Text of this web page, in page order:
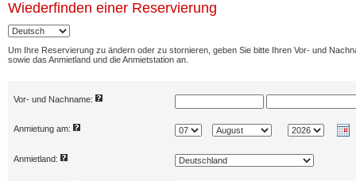
Wiederfinden einer Reservierung
Um Ihre Reservierung zu ändern oder zu stornieren, geben Sie bitte Ihren Vor- und
sowie das Anmietland und die Anmietstation an.
Vor- und Nachname:
Anmietung am:
Anmietland: